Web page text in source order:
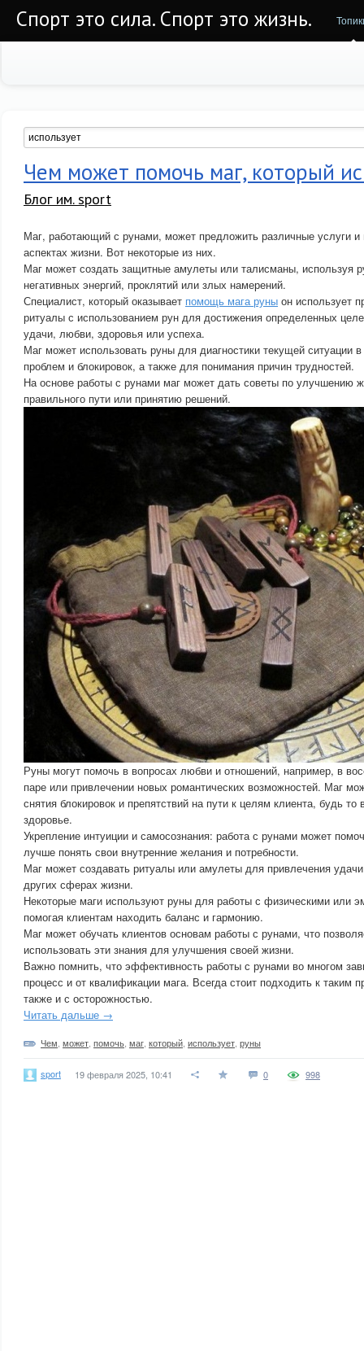
Спорт это сила. Спорт это жизнь.
Чем может помочь маг, который
Блог им. sport
Маг, работающий с рунами, может предложить различные услуги
аспектах жизни. Вот некоторые из них.
Маг может создать защитные амулеты или талисманы, используя
негативных энергий, проклятий или злых намерений.
Специалист, который оказывает помощь мага руны он использует
ритуалы с использованием рун для достижения определенных
удачи, любви, здоровья или успеха.
Маг может использовать руны для диагностики текущей ситуации
проблем и блокировок, а также для понимания причин трудностей.
На основе работы с рунами маг может дать советы по улучшению
правильного пути или принятию решений.
Руны могут помочь в вопросах любви и отношений, например, в
паре или привлечении новых романтических возможностей. Маг
снятия блокировок и препятствий на пути к целям клиента, будь
здоровье.
Укрепление интуиции и самосознания: работа с рунами может
лучше понять свои внутренние желания и потребности.
Маг может создавать ритуалы или амулеты для привлечения
других сферах жизни.
Некоторые маги используют руны для работы с физическими или
помогая клиентам находить баланс и гармонию.
Маг может обучать клиентов основам работы с рунами, что
использовать эти знания для улучшения своей жизни.
Важно помнить, что эффективность работы с рунами во многом
процесс и от квалификации мага. Всегда стоит подходить к таким
также и с осторожностью.
Читать дальше →
Чем может помочь маг который использует руны
sport 19 февраля 2025, 10:41 0 998